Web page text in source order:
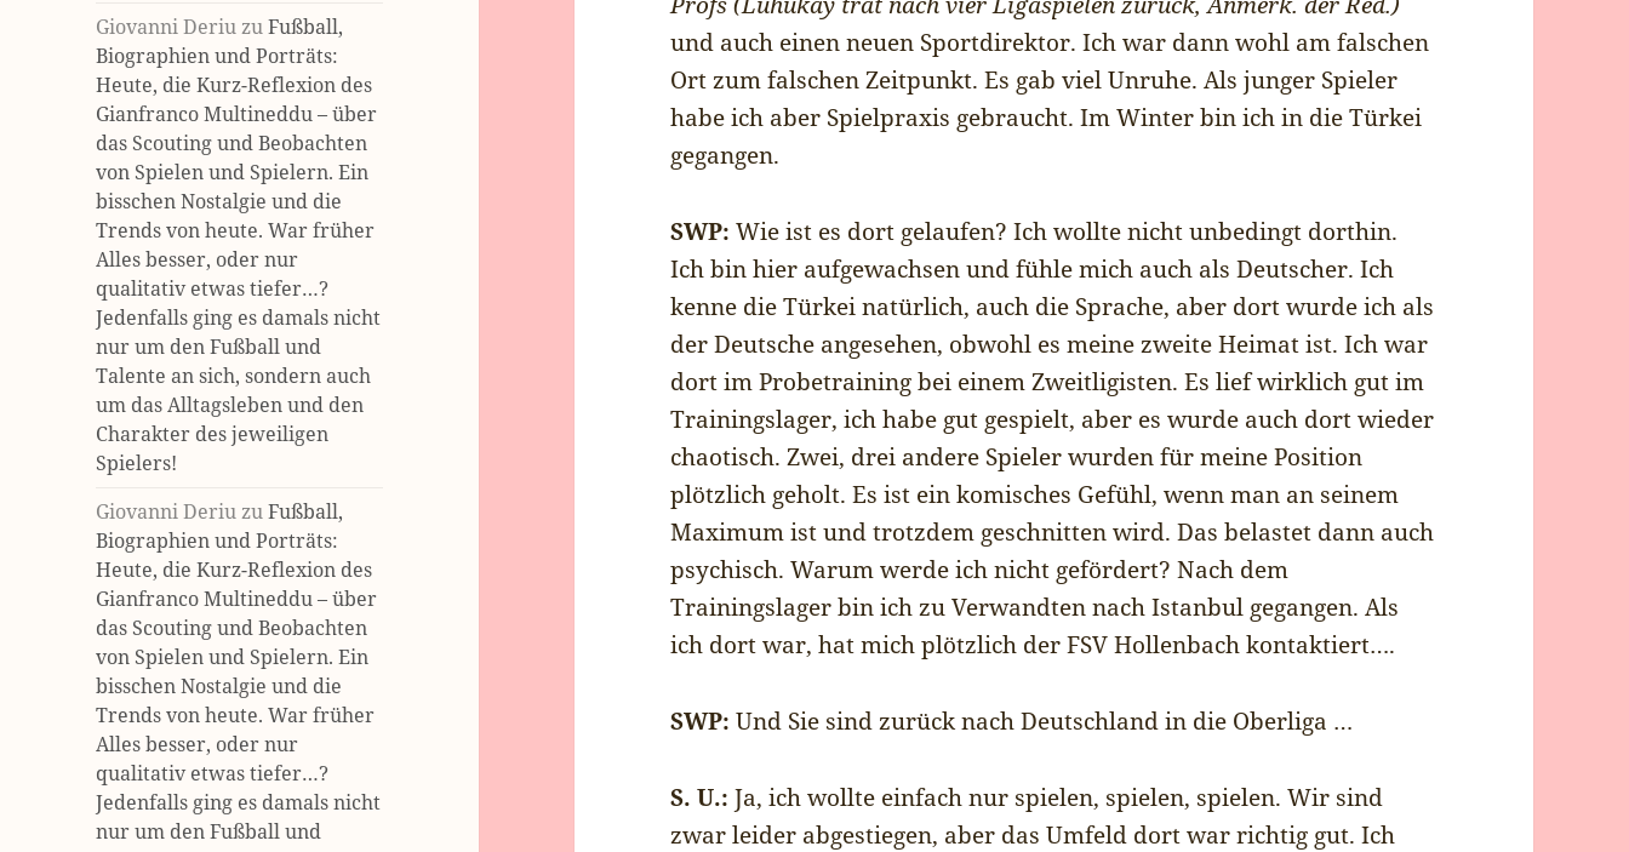
Giovanni DeriuzuFußball,
Biographien und Porträts:
Heute, die Kurz-Reflexion des
Gianfranco Multineddu – über
das Scouting und Beobachten
von Spielen und Spielern. Ein
bisschen Nostalgie und die
Trends von heute. War früher
Alles besser, oder nur
qualitativ etwas tiefer…?
Jedenfalls ging es damals nicht
nur um den Fußball und
Talente an sich, sondern auch
um das Alltagsleben und den
Charakter des jeweiligen
Spielers!
Giovanni DeriuzuFußball,
Biographien und Porträts:
Heute, die Kurz-Reflexion des
Gianfranco Multineddu – über
das Scouting und Beobachten
von Spielen und Spielern. Ein
bisschen Nostalgie und die
Trends von heute. War früher
Alles besser, oder nur
qualitativ etwas tiefer…?
Jedenfalls ging es damals nicht
nur um den Fußball und
und auch einen neuen Sportdirektor. Ich war dann wohl am falschen
Ort zum falschen Zeitpunkt. Es gab viel Unruhe. Als junger Spieler
habe ich aber Spielpraxis gebraucht. Im Winter bin ich in die Türkei
gegangen.
SWP:Wie ist es dort gelaufen? Ich wollte nicht unbedingt dorthin.
Ich bin hier aufgewachsen und fühle mich auch als Deutscher. Ich
kenne die Türkei natürlich, auch die Sprache, aber dort wurde ich als
der Deutsche angesehen, obwohl es meine zweite Heimat ist. Ich war
dort im Probetraining bei einem Zweitligisten. Es lief wirklich gut im
Trainingslager, ich habe gut gespielt, aber es wurde auch dort wieder
chaotisch. Zwei, drei andere Spieler wurden für meine Position
plötzlich geholt. Es ist ein komisches Gefühl, wenn man an seinem
Maximum ist und trotzdem geschnitten wird. Das belastet dann auch
psychisch. Warum werde ich nicht gefördert? Nach dem
Trainingslager bin ich zu Verwandten nach Istanbul gegangen. Als
ich dort war, hat mich plötzlich der FSV Hollenbach kontaktiert….
SWP: Und Sie sind zurück nach Deutschland in die Oberliga …
S. U.: Ja, ich wollte einfach nur spielen, spielen, spielen. Wir sind
zwar leider abgestiegen, aber das Umfeld dort war richtig gut. Ich